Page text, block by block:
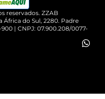
reservados. ZZAB
África do Sul, 2280. Padre
900 | CNPJ: 07.900.208/0077-